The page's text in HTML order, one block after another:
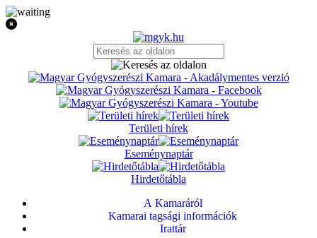
Területi hírek
Eseménynaptár
Hirdetőtábla
A Kamaráról
Kamarai tagsági információk
Irattár